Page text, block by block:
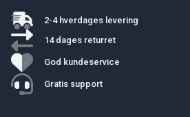
2-4 hverdages levering
14 dages returret
God kundeservice
Gratis support